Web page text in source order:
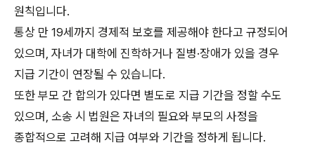
원칙입니다.
통상 만 19세까지 경제적 보호를 제공해야 한다고 규정되어
있으며, 자녀가 대학에 진학하거나 질병·장애가 있을 경우
지급 기간이 연장될 수 있습니다.
또한 부모 간 합의가 있다면 별도로 지급 기간을 정할 수도
있으며, 소송 시 법원은 자녀의 필요와 부모의 사정을
종합적으로 고려해 지급 여부와 기간을 정하게 됩니다.